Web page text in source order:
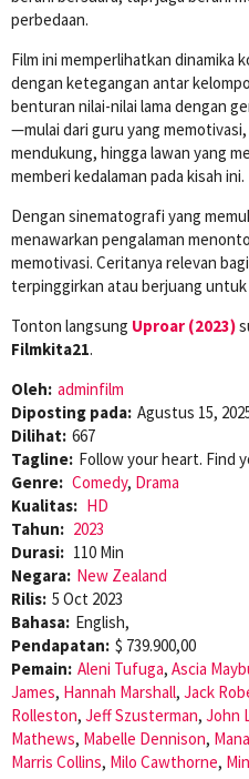
perbedaan.
Film ini memperlihatkan dinamika
dengan ketegangan antar
benturan nilai-nilai lama dengan
—mulai dari guru yang
mendukung, hingga lawan yang
memberi kedalaman pada kisah ini.
Dengan sinematografi yang
menawarkan pengalaman
memotivasi. Ceritanya relevan
terpinggirkan atau berjuang
Tonton langsung Uproar (2023)
Filmkita21.
Oleh: adminfilm
Diposting pada: Agustus 15,
Dilihat: 667
Tagline: Follow your heart. Find
Genre: Comedy, Drama
Kualitas: HD
Tahun: 2023
Durasi: 110 Min
Negara: New Zealand
Rilis: 5 Oct 2023
Bahasa: English,
Pendapatan: $ 739.900,00
Pemain: Aleni Tufuga, Ascia
James, Hannah Marshall, Jack
Rolleston, Jeff Szusterman, John
Mathews, Mabelle Dennison,
Marris Collins, Milo Cawthorne,